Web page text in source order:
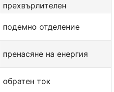
прехвърлителен
подемно отделение
пренасяне на енергия
обратен ток